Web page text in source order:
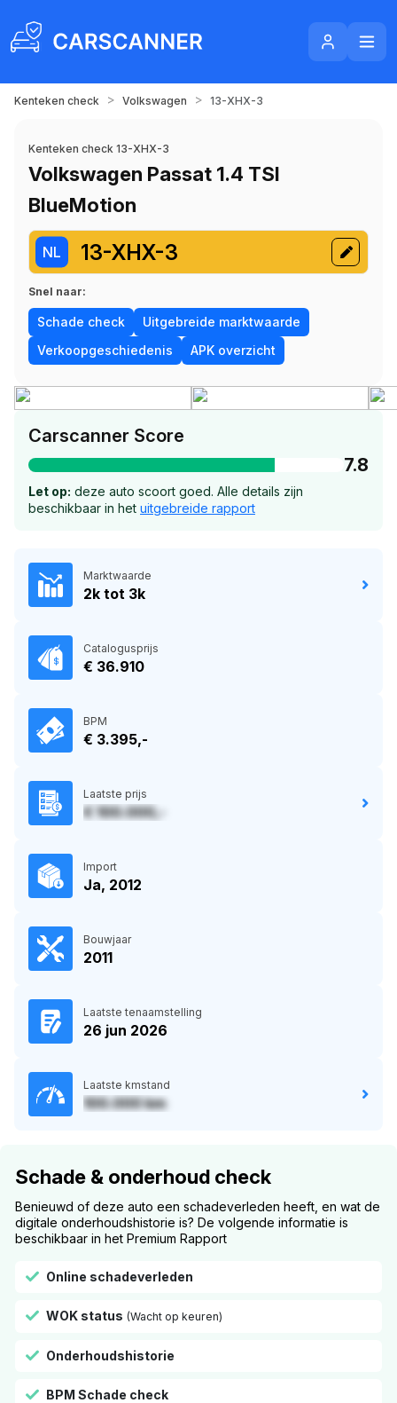
Kenteken check > Volkswagen > 13-XHX-3
Kenteken check 13-XHX-3
Volkswagen Passat 1.4 TSI
BlueMotion
NL 13-XHX-3
Snel naar:
Schade check
Uitgebreide marktwaarde
Verkoopgeschiedenis
APK overzicht
Carscanner Score
7.8
Let op: deze auto scoort goed. Alle details zijn
beschikbaar in het uitgebreide rapport
Marktwaarde
2k tot 3k
Catalogusprijs
€ 36.910
BPM
€ 3.395,-
Laatste prijs
€ 100.000,-
Import
Ja, 2012
Bouwjaar
2011
Laatste tenaamstelling
26 jun 2026
Laatste kmstand
100.000 km
Schade & onderhoud check
Benieuwd of deze auto een schadeverleden heeft, en wat de
digitale onderhoudshistorie is? De volgende informatie is
beschikbaar in het Premium Rapport
Online schadeverleden
WOK status (Wacht op keuren)
Onderhoudshistorie
BPM Schade check